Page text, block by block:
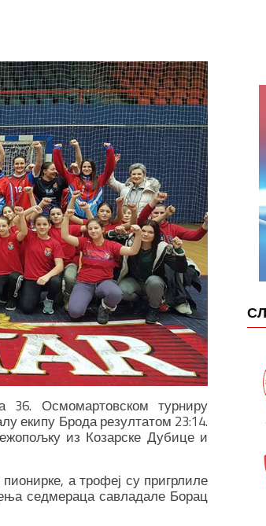
36. Осмомартовском турниру
екипу Брода резултатом 23:14.
из Козарске Дубице и
а трофеј су пригрлиле
седмераца савладале Борац